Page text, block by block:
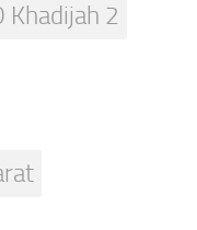
Khadijah 2